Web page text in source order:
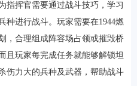
指挥官需要通过战斗技巧，学习
种进行战斗。玩家需要在1944燃
，合理组成阵容场占领或摧毁桥
且玩家每完成任务就能够解锁坦
伤力大的兵种及武器，帮助战斗